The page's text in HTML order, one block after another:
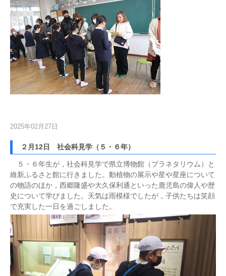
2025年02月27日
２月12日 社会科見学（５・６年）
５・６年生が，社会科見学で県立博物館（プラネタリウム）と
維新ふるさと館に行きました。動植物の展示や星や星座について
の物語のほか，西郷隆盛や大久保利通といった鹿児島の偉人や歴
史について学びました。天気は雨模様でしたが，子供たちは笑顔
で充実した一日を過ごしました。